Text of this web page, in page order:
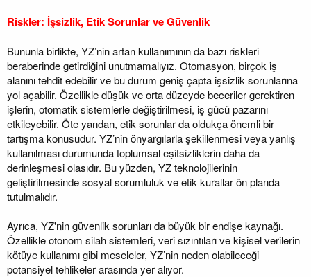
Riskler: İşsizlik, Etik Sorunlar ve Güvenlik
Bununla birlikte, YZ’nin artan kullanımının da bazı riskleri
beraberinde getirdiğini unutmamalıyız. Otomasyon, birçok iş
alanını tehdit edebilir ve bu durum geniş çapta işsizlik sorunlarına
yol açabilir. Özellikle düşük ve orta düzeyde beceriler gerektiren
işlerin, otomatik sistemlerle değiştirilmesi, iş gücü pazarını
etkileyebilir. Öte yandan, etik sorunlar da oldukça önemli bir
tartışma konusudur. YZ’nin önyargılarla şekillenmesi veya yanlış
kullanılması durumunda toplumsal eşitsizliklerin daha da
derinleşmesi olasıdır. Bu yüzden, YZ teknolojilerinin
geliştirilmesinde sosyal sorumluluk ve etik kurallar ön planda
tutulmalıdır.
Ayrıca, YZ'nin güvenlik sorunları da büyük bir endişe kaynağı.
Özellikle otonom silah sistemleri, veri sızıntıları ve kişisel verilerin
kötüye kullanımı gibi meseleler, YZ’nin neden olabileceği
potansiyel tehlikeler arasında yer alıyor.